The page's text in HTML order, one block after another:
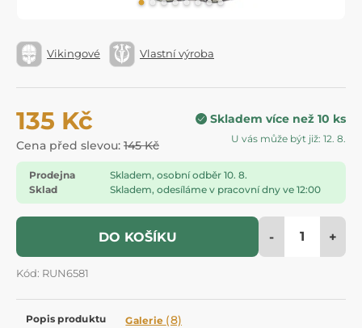
Vikingové Vlastní výroba
135 Kč
Cena před slevou: 145 Kč
Skladem více než 10 ks
U vás může být již: 12. 8.
Prodejna
Skladem, osobní odběr 10. 8.
Sklad
Skladem, odesíláme v pracovní dny ve 12:00
DO KOŠÍKU - +
Kód: RUN6581
Popis produktu Galerie (8)